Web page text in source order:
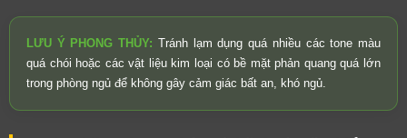
LƯU Ý PHONG THỦY: Tránh lạm dụng quá nhiều các tone màu
quá chói hoặc các vật liệu kim loại có bề mặt phản quang quá lớn
trong phòng ngủ để không gây cảm giác bất an, khó ngủ.